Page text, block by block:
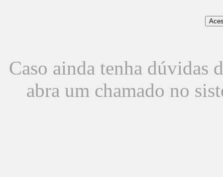
Caso ainda tenha dúvidas
abra um chamado no